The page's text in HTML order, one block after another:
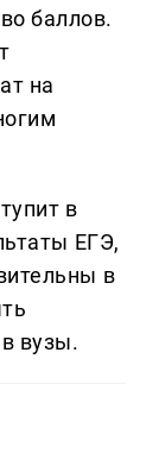
баллов.
на
в
ЕГЭ,
в
вузы.